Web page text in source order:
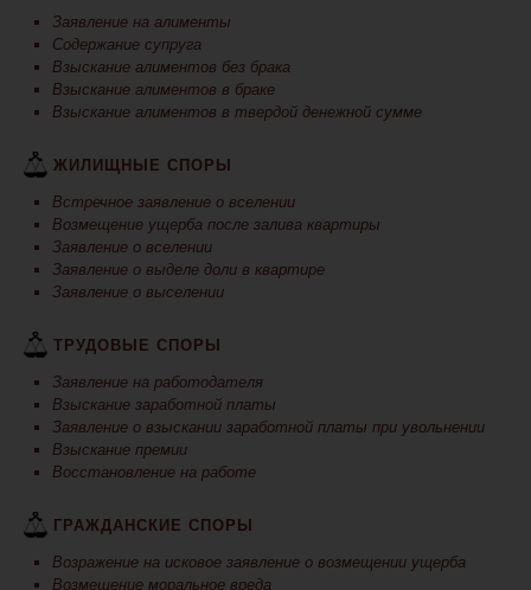
Заявление на алименты
Содержание супруга
Взыскание алиментов без брака
Взыскание алиментов в браке
Взыскание алиментов в твердой денежной сумме
ЖИЛИЩНЫЕ СПОРЫ
Встречное заявление о вселении
Возмещение ущерба после залива квартиры
Заявление о вселении
Заявление о выделе доли в квартире
Заявление о выселении
ТРУДОВЫЕ СПОРЫ
Заявление на работодателя
Взыскание заработной платы
Заявление о взыскании заработной платы при увольнении
Взыскание премии
Восстановление на работе
ГРАЖДАНСКИЕ СПОРЫ
Возражение на исковое заявление о возмещении ущерба
Возмещение моральное вреда